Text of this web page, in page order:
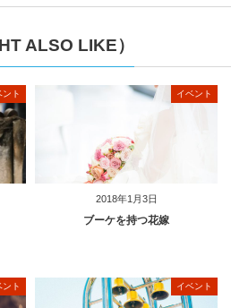
ALSO LIKE）
ント
2018年1月3日
イベント
ブーケを持つ花嫁
ント イベント